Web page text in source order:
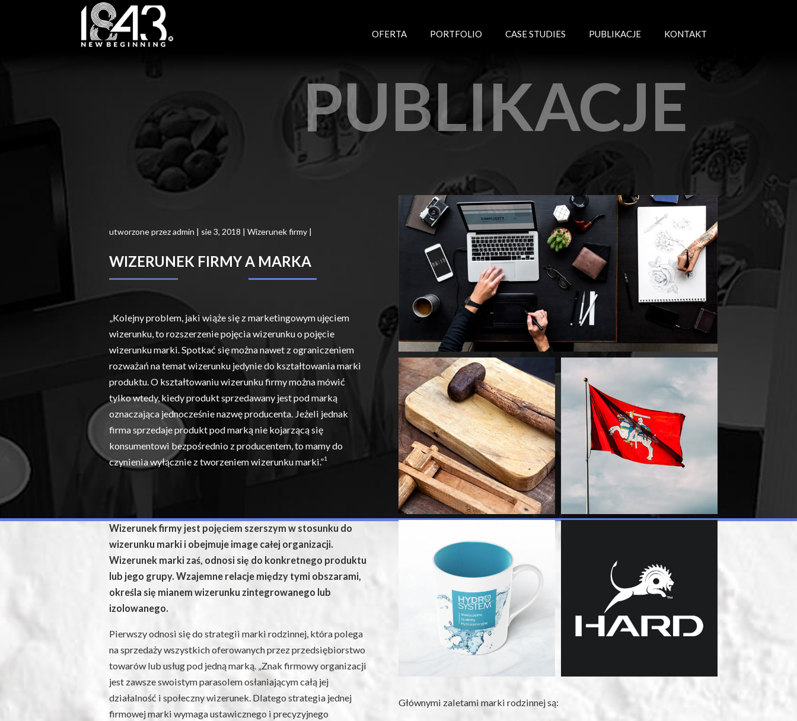
OFERTA PORTFOLIO CASE STUDIES PUBLIKACJE KONTAKT
PUBLIKACJE
utworzone przezadmin | sie 3, 2018 |Wizerunek firmy |
WIZERUNEK FIRMY A MARKA
„Kolejny problem, jaki wiąże się z marketingowym ujęciem
wizerunku, to rozszerzenie pojęcia wizerunku o pojęcie
wizerunku marki. Spotkać się można nawet z ograniczeniem
rozważań na temat wizerunku jedynie do kształtowania marki
produktu. O kształtowaniu wizerunku firmy można mówić
tylko wtedy, kiedy produkt sprzedawany jest pod marką
oznaczająca jednocześnie nazwę producenta. Jeżeli jednak
firma sprzedaje produkt pod marką nie kojarzącą się
konsumentowi bezpośrednio z producentem, to mamy do
czynienia wyłącznie z tworzeniem wizerunku marki.”1
Wizerunek firmy jest pojęciem szerszym w stosunku do
wizerunku marki i obejmuje image całej organizacji.
Wizerunek marki zaś, odnosi się do konkretnego produktu
lub jego grupy. Wzajemne relacje między tymi obszarami,
określa się mianem wizerunku zintegrowanego lub
izolowanego.
Pierwszy odnosi się do strategii marki rodzinnej, która polega
na sprzedaży wszystkich oferowanych przez przedsiębiorstwo
towarów lub usług pod jedną marką. „Znak firmowy organizacji
jest zawsze swoistym parasolem osłaniającym całą jej
działalność i społeczny wizerunek. Dlatego strategia jednej
firmowej marki wymaga ustawicznego i precyzyjnego
Głównymi zaletami marki rodzinnej są: